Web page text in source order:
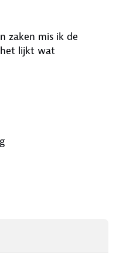
zaken mis ik de
lijkt wat